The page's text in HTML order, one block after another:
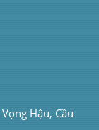
Hậu, Cầu